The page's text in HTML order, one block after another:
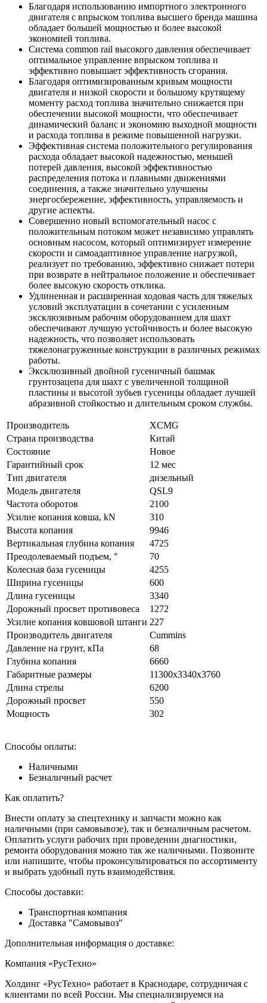
Благодаря использованию импортного электронного
двигателя с впрыском топлива высшего бренда машина
обладает большей мощностью и более высокой
экономией топлива.
Система common rail высокого давления обеспечивает
оптимальное управление впрыском топлива и
эффективно повышает эффективность сгорания.
Благодаря оптимизированным кривым мощности
двигателя и низкой скорости и большому крутящему
моменту расход топлива значительно снижается при
обеспечении высокой мощности, что обеспечивает
динамический баланс и экономию выходной мощности
и расхода топлива в режиме повышенной нагрузки.
Эффективная система положительного регулирования
расхода обладает высокой надежностью, меньшей
потерей давления, высокой эффективностью
распределения потока и плавными движениями
соединения, а также значительно улучшены
энергосбережение, эффективность, управляемость и
другие аспекты.
Совершенно новый вспомогательный насос с
положительным потоком может независимо управлять
основным насосом, который оптимизирует измерение
скорости и самоадаптивное управление нагрузкой,
реализует по требованию, эффективно снижает потери
при возврате в нейтральное положение и обеспечивает
более высокую скорость отклика.
Удлиненная и расширенная ходовая часть для тяжелых
условий эксплуатации в сочетании с усиленным
эксклюзивным рабочим оборудованием для шахт
обеспечивают лучшую устойчивость и более высокую
надежность, что позволяет использовать
тяжелонагруженные конструкции в различных режимах
работы.
Эксклюзивный двойной гусеничный башмак
грунтозацепа для шахт с увеличенной толщиной
пластины и высотой зубьев гусеницы обладает лучшей
абразивной стойкостью и длительным сроком службы.
Производитель
XCMG
Страна производства
Китай
Состояние
Новое
Гарантийный срок
12 мес
Тип двигателя
дизельный
Модель двигателя
QSL9
Частота оборотов
2100
Усилие копания ковша, kN
310
Высота копания
9946
Вертикальная глубина копания
4725
Преодолеваемый подъем, °
70
Колесная база гусеницы
4255
Ширина гусеницы
600
Длина гусеницы
3340
Дорожный просвет противовеса
1272
Усилие копания ковшовой штанги 227
Производитель двигателя
Cummins
Давление на грунт, кПа
68
Глубина копания
6660
Габаритные размеры
11300x3340x3760
Длина стрелы
6200
Дорожный просвет
550
Мощность
302
Способы оплаты:
Наличными
Безналичный расчет
Как оплатить?
Внести оплату за спецтехнику и запчасти можно как
наличными (при самовывозе), так и безналичным расчетом.
Оплатить услуги рабочих при проведении диагностики,
ремонта оборудования можно так же наличными. Позвоните
или напишите, чтобы проконсультироваться по ассортименту
и выбрать удобный путь взаимодействия.
Способы доставки:
Транспортная компания
Доставка "Самовывоз"
Дополнительная информация о доставке:
Компания «РусТехно»
Холдинг «РусТехно» работает в Краснодаре, сотрудничая с
клиентами по всей России. Мы специализируемся на